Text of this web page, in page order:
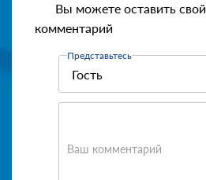
Вы можете оставить свой
комментарий
Представьтесь
Ваш комментарий